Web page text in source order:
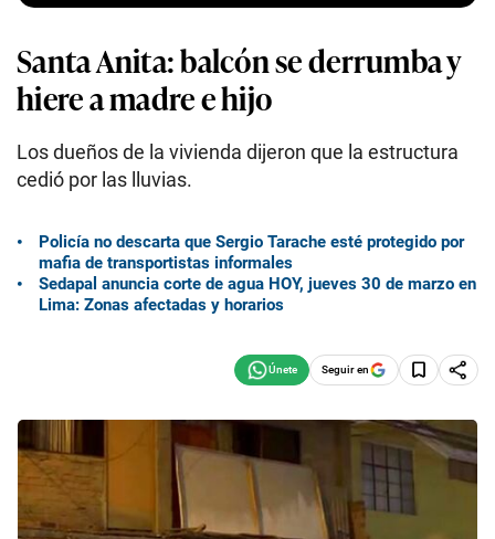
Santa Anita: balcón se derrumba y
hiere a madre e hijo
Los dueños de la vivienda dijeron que la estructura
cedió por las lluvias.
Policía no descarta que Sergio Tarache esté protegido por
mafia de transportistas informales
Sedapal anuncia corte de agua HOY, jueves 30 de marzo en
Lima: Zonas afectadas y horarios
Seguir en